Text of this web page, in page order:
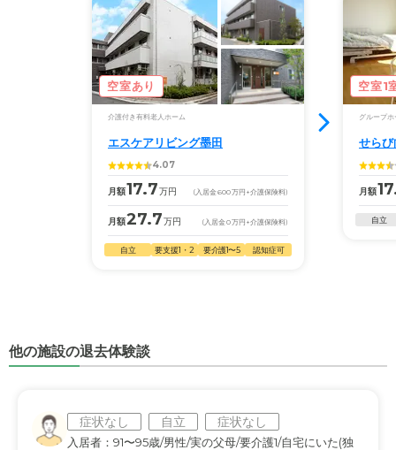
空室あり
介護付き有料老人ホーム
エスケアリビング墨田
4.07
月額17.7万円 (入居金600万円 +介護保険料)
月額27.7万円 (入居金0万円 +介護保険料)
自立 要支援1・2 要介護1〜5 認知症可
空室1
グループホ
せらび
月額
自立
他の施設の退去体験談
症状なし 自立 症状なし
入居者：91〜95歳/男性/実の父母/要介護1/自宅にいた(独